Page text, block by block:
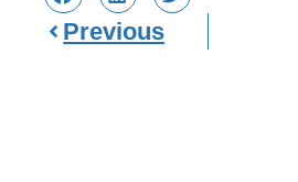
Previous